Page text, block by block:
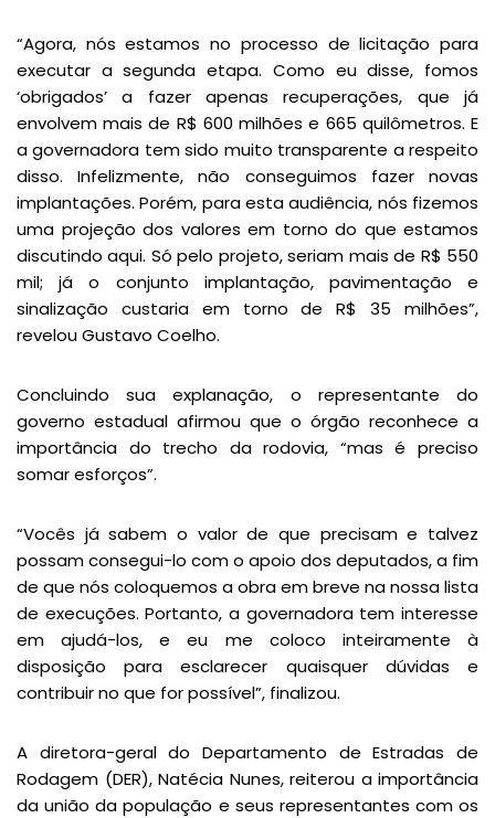
“Agora, nós estamos no processo de licitação para
executar a segunda etapa. Como eu disse, fomos
‘obrigados’ a fazer apenas recuperações, que já
envolvem mais de R$ 600 milhões e 665 quilômetros. E
a governadora tem sido muito transparente a respeito
disso. Infelizmente, não conseguimos fazer novas
implantações. Porém, para esta audiência, nós fizemos
uma projeção dos valores em torno do que estamos
discutindo aqui. Só pelo projeto, seriam mais de R$ 550
mil; já o conjunto implantação, pavimentação e
sinalização custaria em torno de R$ 35 milhões”,
revelou Gustavo Coelho.
Concluindo sua explanação, o representante do
governo estadual afirmou que o órgão reconhece a
importância do trecho da rodovia, “mas é preciso
somar esforços”.
“Vocês já sabem o valor de que precisam e talvez
possam consegui-lo com o apoio dos deputados, a fim
de que nós coloquemos a obra em breve na nossa lista
de execuções. Portanto, a governadora tem interesse
em ajudá-los, e eu me coloco inteiramente à
disposição para esclarecer quaisquer dúvidas e
contribuir no que for possível”, finalizou.
A diretora-geral do Departamento de Estradas de
Rodagem (DER), Natécia Nunes, reiterou a importância
da união da população e seus representantes com os